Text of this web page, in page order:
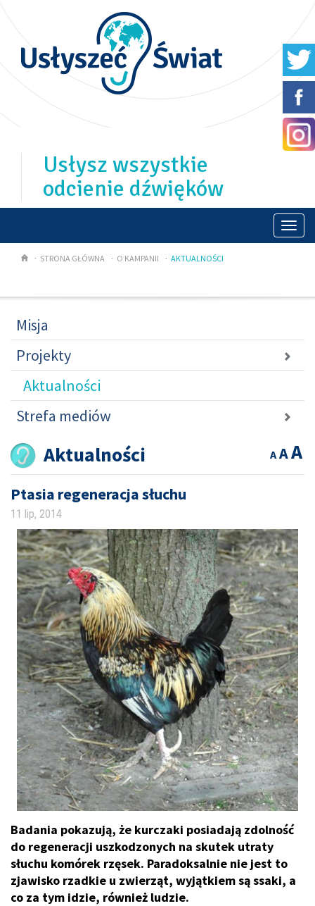
Usłysz wszystkie
odcienie dźwięków
STRONA GŁÓWNA O KAMPANII AKTUALNOŚCI
Misja
Projekty
Aktualności
Strefa mediów
Aktualności A
A
A
Ptasia regeneracja słuchu
11 lip, 2014
Badania pokazują, że kurczaki posiadają zdolność
do regeneracji uszkodzonych na skutek utraty
słuchu komórek rzęsek. Paradoksalnie nie jest to
zjawisko rzadkie u zwierząt, wyjątkiem są ssaki, a
co za tym idzie, również ludzie.